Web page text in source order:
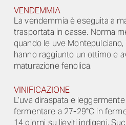
VENDEMMIA
La vendemmia è eseguita a
trasportata in casse.
quando le uve
hanno raggiunto un ottimo e
maturazione fenolica.
VINIFICAZIONE
L’uva diraspata e
fermentare a 27-29°C in
14 giorni su lieviti indigeni.